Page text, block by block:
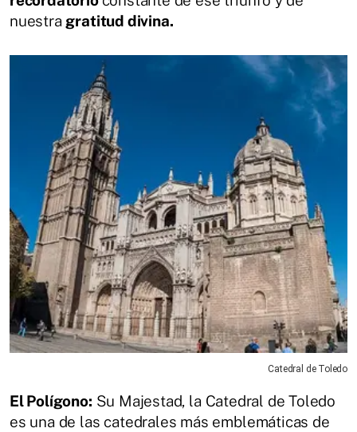
nuestra gratitud divina.
Catedral de Toledo
El Polígono: Su Majestad, la Catedral de Toledo
es una de las catedrales más emblemáticas de